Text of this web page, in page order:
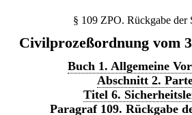
§ 109 ZPO. Rückgabe der
Civilprozeßordnung vom
Buch 1. Allgemeine
Abschnitt 2.
Titel 6.
Paragraf 109. Rückgabe